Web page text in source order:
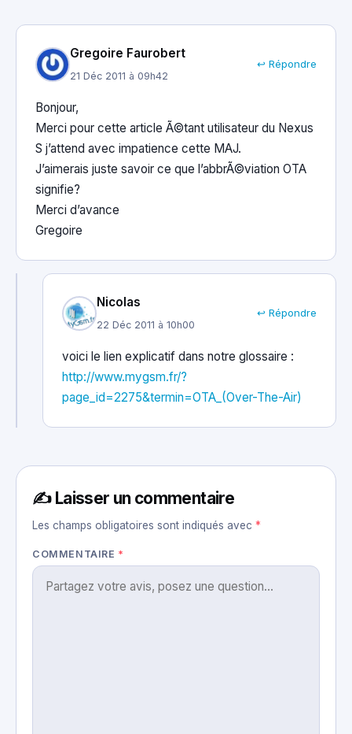
Gregoire Faurobert
21 Déc 2011 à 09h42
↩ Répondre
Bonjour,
Merci pour cette article Ã©tant utilisateur du Nexus
S j’attend avec impatience cette MAJ.
J’aimerais juste savoir ce que l’abbrÃ©viation OTA
signifie?
Merci d’avance
Gregoire
Nicolas
22 Déc 2011 à 10h00
↩ Répondre
voici le lien explicatif dans notre glossaire :
http://www.mygsm.fr/?
page_id=2275&termin=OTA_(Over-The-Air)
✍️ Laisser un commentaire
Les champs obligatoires sont indiqués avec *
COMMENTAIRE *